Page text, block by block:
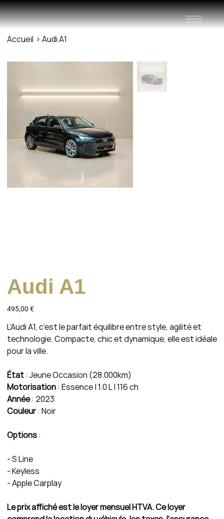
Accueil > Audi A1
Audi A1
Prix
495,00 €
L’Audi A1, c’est le parfait équilibre entre style, agilité et
technologie. Compacte, chic et dynamique, elle est idéale
pour la ville.
État: Jeune Occasion (28.000km)
Motorisation: Essence | 1.0 L | 116 ch
Année: 2023
Couleur: Noir
Options:
- S Line
- Keyless
- Apple Carplay
Le prix affiché est le loyer mensuel HTVA. Ce loyer